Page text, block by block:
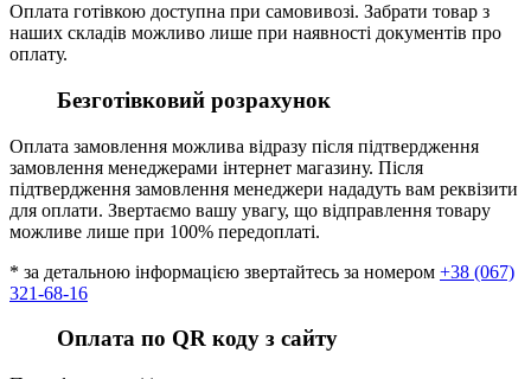
Оплата готівкою доступна при самовивозі. Забрати товар з
наших складів можливо лише при наявності документів про
оплату.
Безготівковий розрахунок
Оплата замовлення можлива відразу після підтвердження
замовлення менеджерами інтернет магазину. Після
підтвердження замовлення менеджери нададуть вам реквізити
для оплати. Звертаємо вашу увагу, що відправлення товару
можливе лише при 100% передоплаті.
* за детальною інформацією звертайтесь за номером +38 (067)
321-68-16
Оплата по QR коду з сайту